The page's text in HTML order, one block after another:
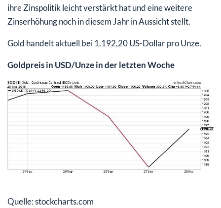
ihre Zinspolitik leicht verstärkt hat und eine weitere
Zinserhöhung noch in diesem Jahr in Aussicht stellt.
Gold handelt aktuell bei 1.192,20 US-Dollar pro Unze.
Goldpreis in USD/Unze in der letzten Woche
Quelle: stockcharts.com